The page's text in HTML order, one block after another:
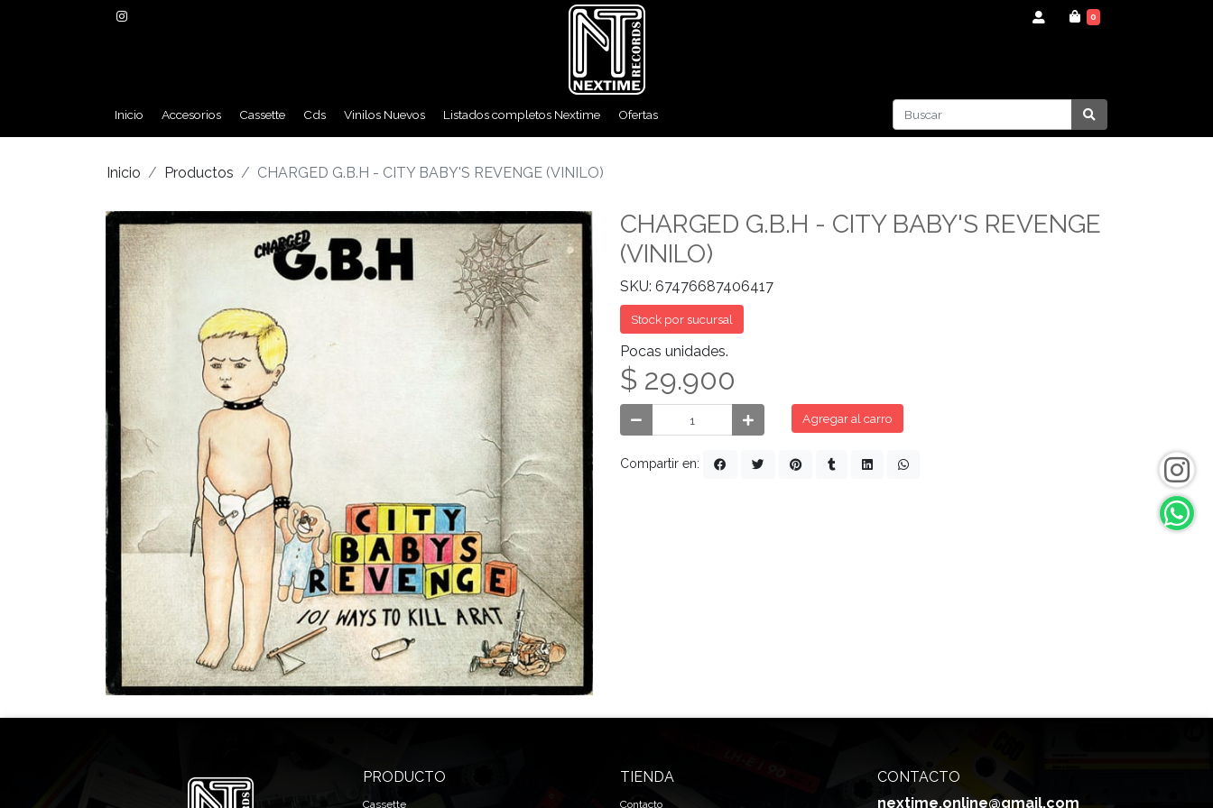
0
Inicio Accesorios Cassette Cds Vinilos Nuevos Listados completos Nextime Ofertas
Inicio Productos CHARGED G.B.H - CITY BABY'S REVENGE (VINILO)
CHARGED G.B.H - CITY BABY'S REVENGE
(VINILO)
SKU: 67476687406417
Stock por sucursal
Pocas unidades.
$ 29.900
Agregar al carro
Compartir en:
PRODUCTO
Cassette
TIENDA
Contacto
CONTACTO
nextime.online@gmail.com